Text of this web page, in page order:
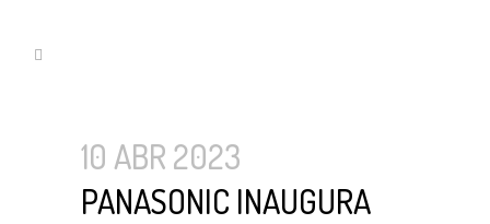
10 ABR 2023
PANASONIC INAUGURA